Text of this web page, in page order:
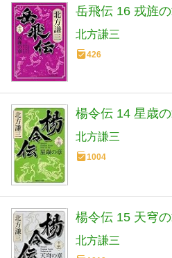
岳飛伝 16 戎旌
北方謙三
426
楊令伝 14 星歳
北方謙三
1004
楊令伝 15 天穹
北方謙三